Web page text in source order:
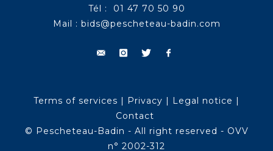
Tél : 01 47 70 50 90
Mail : bids@pescheteau-badin.com
Terms of services | Privacy | Legal notice |
Contact
© Pescheteau-Badin - All right reserved - OVV
n° 2002-312